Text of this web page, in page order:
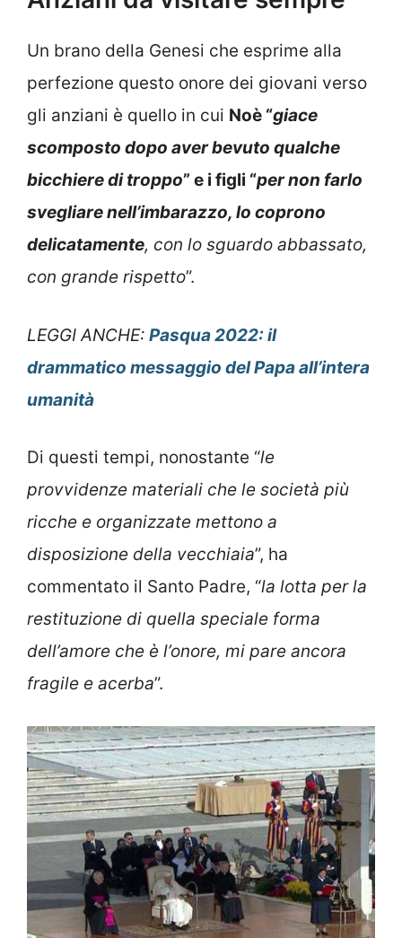
Un brano della Genesi che esprime alla
perfezione questo onore dei giovani verso
gli anziani è quello in cui Noè “giace
scomposto dopo aver bevuto qualche
bicchiere di troppo” e i figli “per non farlo
svegliare nell’imbarazzo, lo coprono
delicatamente, con lo sguardo abbassato,
con grande rispetto”.
LEGGI ANCHE: Pasqua 2022: il
drammatico messaggio del Papa all’intera
umanità
Di questi tempi, nonostante “le
provvidenze materiali che le società più
ricche e organizzate mettono a
disposizione della vecchiaia”, ha
commentato il Santo Padre, “la lotta per la
restituzione di quella speciale forma
dell’amore che è l’onore, mi pare ancora
fragile e acerba”.